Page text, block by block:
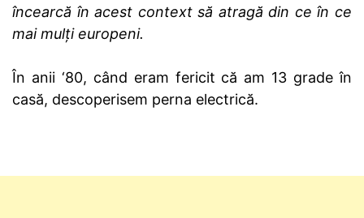
încearcă în acest context să atragă din ce în ce
mai mulţi europeni.
În anii ‘80, când eram fericit că am 13 grade în
casă, descoperisem perna electrică.